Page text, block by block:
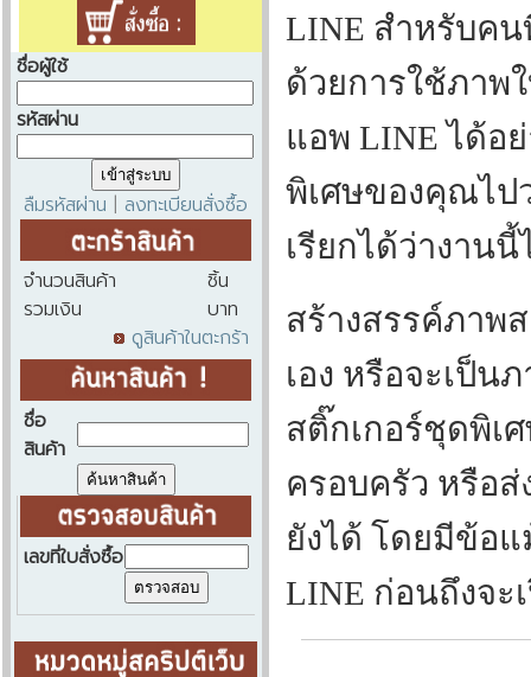
ชื่อผู้ใช้
รหัสผ่าน
ลืมรหัสผ่าน ลงทะเบียนสั่งซื้อ
จำนวนสินค้า
ชิ้น
รวมเงิน
บาท
ดูสินค้าในตะกร้า
ชื่อ
สินค้า
เลขที่ใบสั่งซื้อ
LINE สำหรับคน
ด้วยการใช้ภาพ
แอพ LINE ได้อ
พิเศษของคุณไป
เรียกได้ว่างาน
สร้างสรรค์ภาพ
เอง หรือจะเป็น
สติ๊กเกอร์ชุดพิเ
ครอบครัว หรือ
ยังได้ โดยมีข้อ
LINE ก่อนถึงจะ